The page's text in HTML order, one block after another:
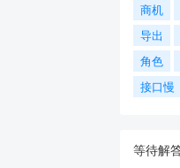
商机
导出
角色
接口慢
等待解